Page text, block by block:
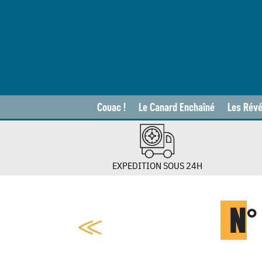
Couac ! Le Canard Enchaîné Les
EXPEDITION SOUS 24H
N